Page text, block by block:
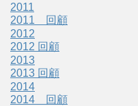
2011
2011 回顧
2012
2012 回顧
2013
2013 回顧
2014
2014 回顧